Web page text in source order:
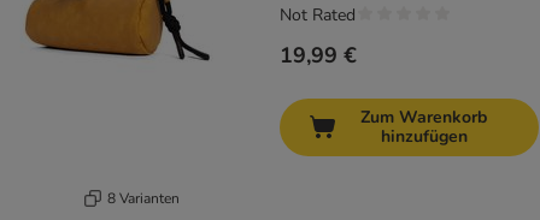
8 Varianten
19,99 €
Not Rated
Zum Warenkorb
hinzufügen